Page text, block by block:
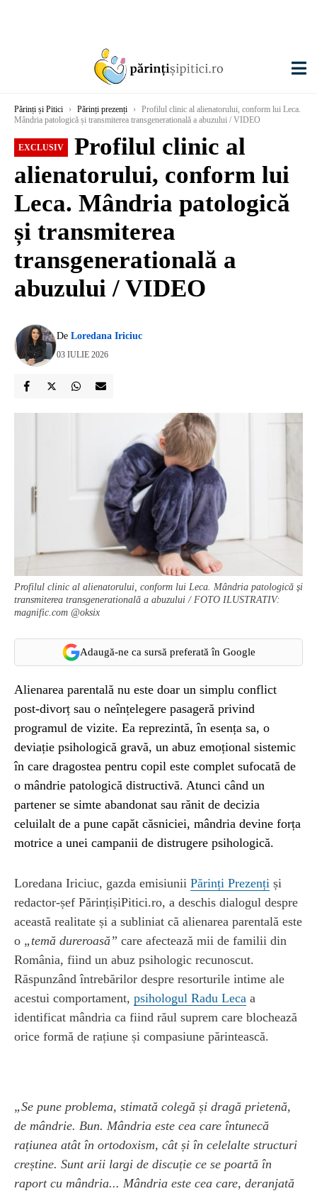
Părinți și Pitici › Părinți prezenți ›
Profilul clinic al alienatorului, conform lui Leca.
Mândria patologică și transmiterea transgeneratională a abuzului / VIDEO
EXCLUSIV
Profilul clinic al
alienatorului, conform lui
Leca. Mândria patologică
și transmiterea
transgeneratională a
abuzului / VIDEO
De Loredana Iriciuc
03 IULIE 2026
Profilul clinic al alienatorului, conform lui Leca. Mândria patologică și
transmiterea transgeneratională a abuzului / FOTO ILUSTRATIV:
magnific.com @oksix
Adaugă-ne ca sursă preferată în Google
Alienarea parentală nu este doar un simplu conflict
post-divorț sau o neînțelegere pasageră privind
programul de vizite. Ea reprezintă, în esența sa, o
deviație psihologică gravă, un abuz emoțional sistemic
în care dragostea pentru copil este complet sufocată de
o mândrie patologică distructivă. Atunci când un
partener se simte abandonat sau rănit de decizia
celuilalt de a pune capăt căsniciei, mândria devine forța
motrice a unei campanii de distrugere psihologică.
Loredana Iriciuc, gazda emisiunii Părinți Prezenți și
redactor-șef PărințișiPitici.ro, a deschis dialogul despre
această realitate și a subliniat că alienarea parentală este
o „temă dureroasă” care afectează mii de familii din
România, fiind un abuz psihologic recunoscut.
Răspunzând întrebărilor despre resorturile intime ale
acestui comportament, psihologul Radu Leca a
identificat mândria ca fiind răul suprem care blochează
orice formă de rațiune și compasiune părintească.
„Se pune problema, stimată colegă și dragă prietenă,
de mândrie. Bun. Mândria este cea care întunecă
rațiunea atât în ortodoxism, cât și în celelalte structuri
creștine. Sunt arii largi de discuție ce se poartă în
raport cu mândria... Mândria este cea care, deranjată